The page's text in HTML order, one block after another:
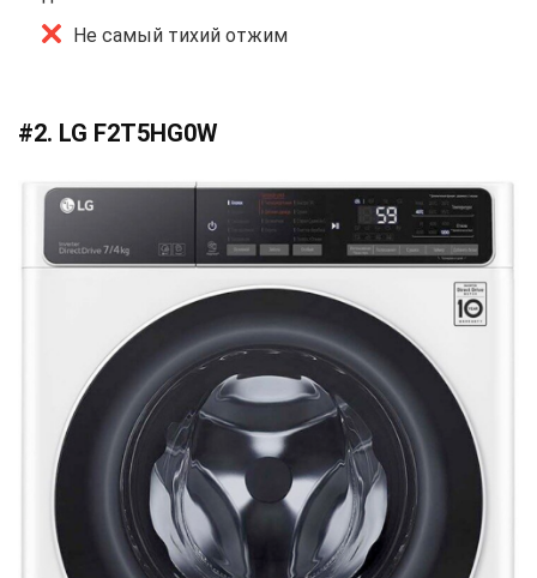
Не самый тихий отжим
#2. LG F2T5HG0W